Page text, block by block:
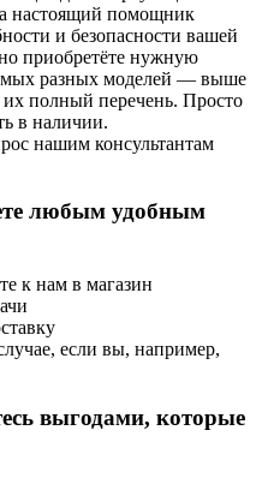
а настоящий помощник
и безопасности вашей
приобретёте нужную
разных моделей — выше
их полный перечень. Просто
в наличии.
нашим консультантам
любым удобным
к нам в магазин
если вы, например,
выгодами, которые